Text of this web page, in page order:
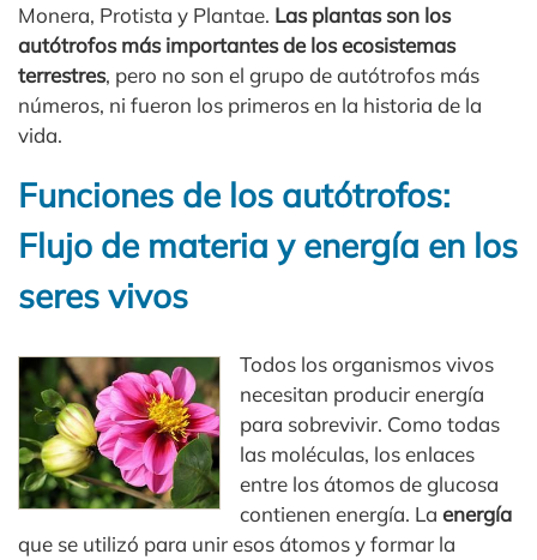
Monera, Protista y Plantae. Las plantas son los
autótrofos más importantes de los ecosistemas
terrestres, pero no son el grupo de autótrofos más
números, ni fueron los primeros en la historia de la
vida.
Funciones de los autótrofos:
Flujo de materia y energía en los
seres vivos
Todos los organismos vivos
necesitan producir energía
para sobrevivir. Como todas
las moléculas, los enlaces
entre los átomos de glucosa
contienen energía. Laenergía
que se utilizó para unir esos átomos y formar la